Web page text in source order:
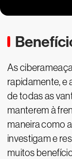
As
rapidamente, e
de todas as
manterem à
maneira como
investigam e
muitos